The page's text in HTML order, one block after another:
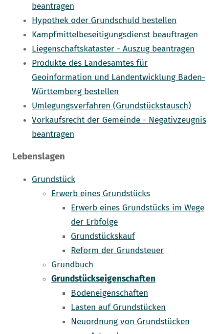
beantragen
Hypothek oder Grundschuld bestellen
Kampfmittelbeseitigungsdienst beauftragen
Liegenschaftskataster - Auszug beantragen
Produkte des Landesamtes für
Geoinformation und Landentwicklung Baden-
Württemberg bestellen
Umlegungsverfahren (Grundstückstausch)
Vorkaufsrecht der Gemeinde - Negativzeugnis
beantragen
Lebenslagen
Grundstück
Erwerb eines Grundstücks
Erwerb eines Grundstücks im Wege
der Erbfolge
Grundstückskauf
Reform der Grundsteuer
Grundbuch
Grundstückseigenschaften
Bodeneigenschaften
Lasten auf Grundstücken
Neuordnung von Grundstücken